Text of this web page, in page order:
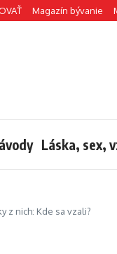
Magazín bývanie
Láska, sex,
z nich: Kde sa vzali?